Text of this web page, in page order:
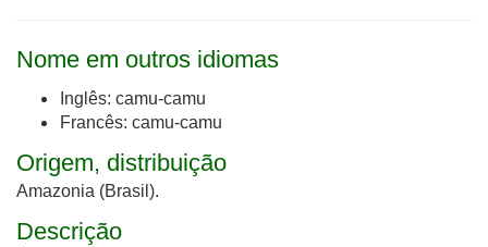
Nome em outros idiomas
Inglês: camu-camu
Francês: camu-camu
Origem, distribuição
Amazonia (Brasil).
Descrição